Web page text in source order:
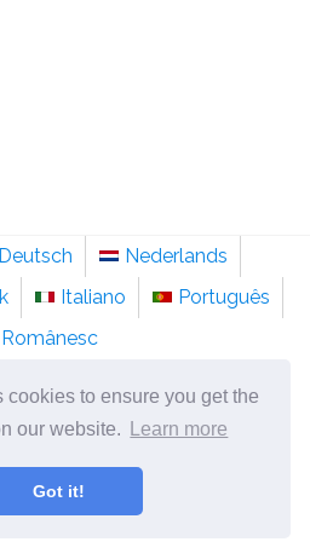
cookies to ensure you get the
our website.
Learn more
Got it!
Deutsch
Nederlands
Italiano
Português
Românesc
anastasie.org
pensamento sobre a vida.